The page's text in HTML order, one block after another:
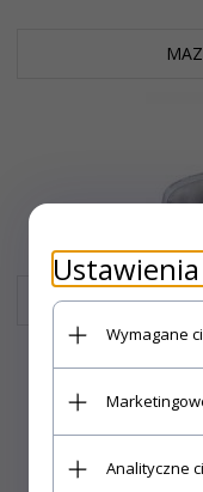
Wymagane
Analityczne